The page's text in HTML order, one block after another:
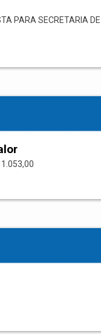
PARA SECRETARIA
1.053,00